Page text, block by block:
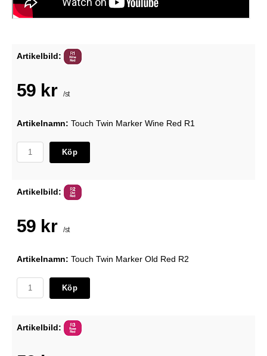
Artikelbild:
59 kr /st
Artikelnamn: Touch Twin Marker Wine Red R1
Köp
Artikelbild:
59 kr /st
Artikelnamn: Touch Twin Marker Old Red R2
Köp
Artikelbild: